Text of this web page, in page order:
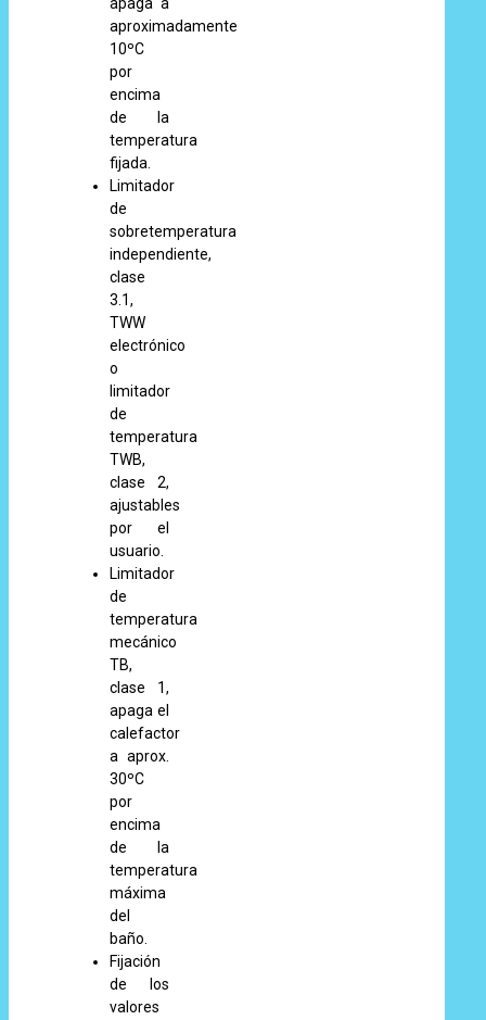
aproximadamente
10ºC
por
encima
de la
temperatura
fijada.
Limitador
de
sobretemperatura
independiente,
clase
3.1,
TWW
electrónico
o
limitador
de
temperatura
TWB,
clase 2,
ajustables
por el
usuario.
Limitador
de
temperatura
mecánico
TB,
clase 1,
apaga el
calefactor
a aprox.
30ºC
por
encima
de la
temperatura
máxima
del
baño.
Fijación
de los
valores